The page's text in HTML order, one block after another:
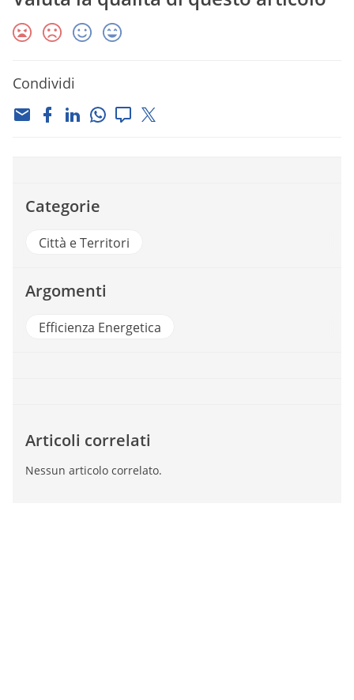
Condividi
Categorie
Città e Territori
Argomenti
Efficienza Energetica
Articoli correlati
Nessun articolo correlato.